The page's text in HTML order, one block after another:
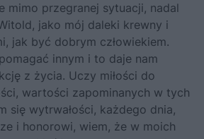
mimo przegranej sytuacji, nadal
jako mój daleki krewny i
jak być dobrym człowiekiem.
innym i to daje nam
z życia. Uczy miłości do
wartości zapominanych w tych
się wytrwałości, każdego dnia,
i honorowi, wiem, że w moich